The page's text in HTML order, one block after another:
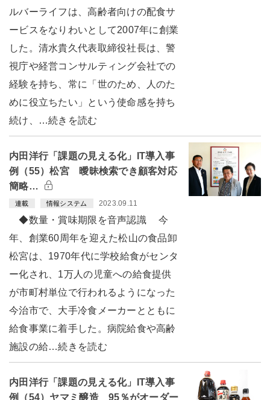
ルバーライフは、高齢者向けの配食サ
ービスをなりわいとして2007年に創業
した。清水貴久代表取締役社長は、警
視庁や経営コンサルティング会社での
経験を持ち、常に「世のため、人のた
めに役立ちたい」という使命感を持ち
続け、…続きを読む
内田洋行「課題の見える化」IT導入事
例（55）松宮 曖昧検索でき顧客対応
簡略…
連載 情報システム 2023.09.11
◆数量・賞味期限を音声認識 今
年、創業60周年を迎えた松山の食品卸
松宮は、1970年代に学校給食がセンタ
ー化され、1万人の児童への給食提供
が市町村単位で行われるようになった
今治市で、大手冷食メーカーとともに
給食事業に着手した。病院給食や高齢
施設の給…続きを読む
内田洋行「課題の見える化」IT導入事
例（54）ヤマミ醸造 95％がオーダー